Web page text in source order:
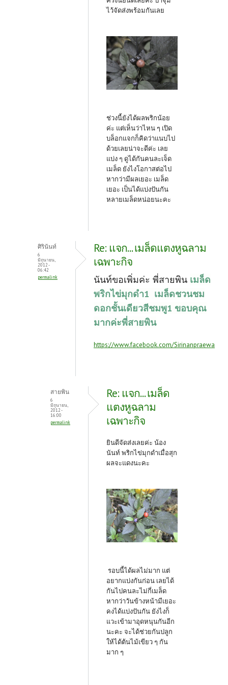
ไว้จัดส่งพร้อมกันเลย
ช่วงนี้ยังได้ผลพริกน้อย
ค่ะ แต่เห็นว่าไหน ๆ เปิด
บล็อกแจกก็คิดว่าแนบไป
ด้วยเลยน่าจะดีค่ะ เลย
แบ่ง ๆ ดูได้กันคนละเจ็ด
เมล็ด ยังไงโอกาสต่อไป
หากว่ามีผลเยอะ เมล็ด
เยอะ เป็นได้แบ่งปันกัน
หลายเมล็ดหน่อยนะคะ
ศิรินันท์
6
มิถุนายน,
2012 -
06:42
permalink
Re: แจก... เมล็ดแตงหูฉลาม
เฉพาะกิจ
นันท์ขอเพิ่มค่ะ พี่สายพิน เมล็ด
พริกไข่มุกดำ1 เมล็ดชวนชม
ดอกชั้นเดียวสีชมพู1 ขอบคุณ
มากค่ะพี่สายพิน
https://www.facebook.com/Sirinanpraewa
สายพิน
6
มิถุนายน,
2012 -
16:00
permalink
Re: แจก... เมล็ด
แตงหูฉลาม
เฉพาะกิจ
ยินดีจัดส่งเลยค่ะ น้อง
นันท์ พริกไข่มุกดำเมื่อสุก
ผลจะแดงนะคะ
รอบนี้ได้ผลไม่มาก แต่
อยากแบ่งกันก่อน เลยได้
กันไปคนละไม่กี่เมล็ด
หากว่าวันข้างหน้ามีเยอะ
คงได้แบ่งปันกัน ยังไงก็
แวะเข้ามาอุดหนุนกันอีก
นะคะ จะได้ช่วยกันปลูก
ให้ได้ต้นไม้เขียว ๆ กัน
มาก ๆ